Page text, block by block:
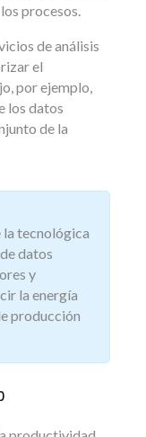
procesos.
de análisis
el
por ejemplo,
los datos
de la
la tecnológica
datos
y
la energía
producción